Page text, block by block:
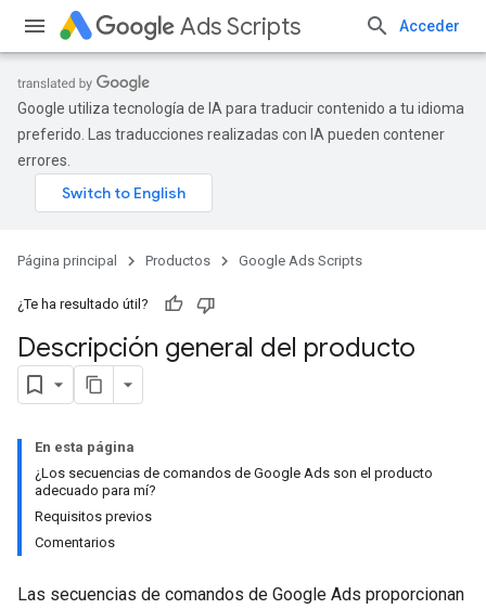
Ads Scripts Acceder
Google utiliza tecnología de IA para traducir contenido a tu idioma
preferido. Las traducciones realizadas con IA pueden contener
errores.
Página principal Productos Google Ads Scripts
¿Te ha resultado útil?
Descripción general del producto
En esta página
¿Los secuencias de comandos de Google Ads son el producto
adecuado para mí?
Requisitos previos
Comentarios
Las secuencias de comandos de Google Ads proporcionan